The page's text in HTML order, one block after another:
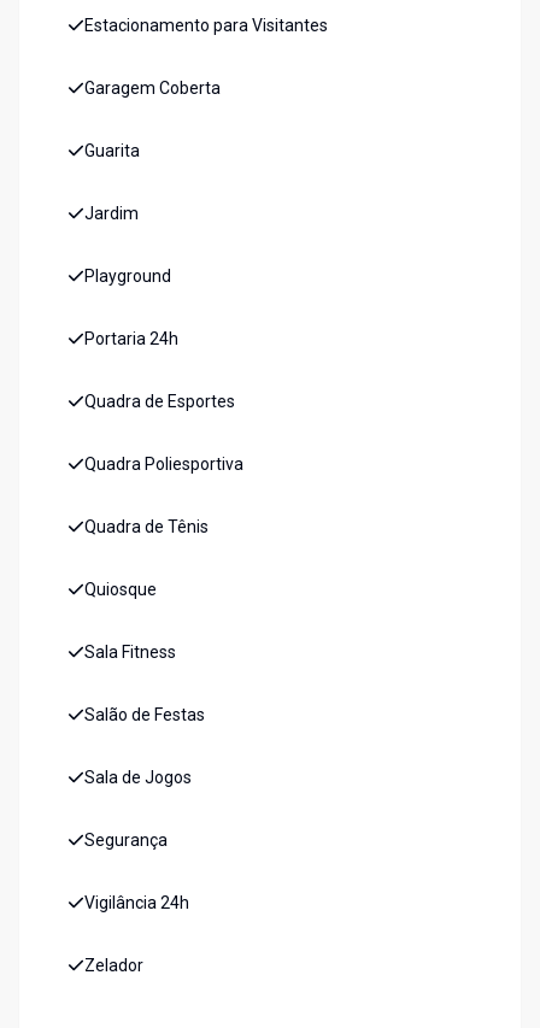
Estacionamento para Visitantes
Garagem Coberta
Guarita
Jardim
Playground
Portaria 24h
Quadra de Esportes
Quadra Poliesportiva
Quadra de Tênis
Quiosque
Sala Fitness
Salão de Festas
Sala de Jogos
Segurança
Vigilância 24h
Zelador